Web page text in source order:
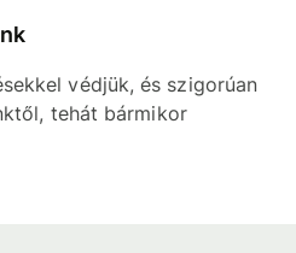
védjük, és szigorúan
tehát bármikor